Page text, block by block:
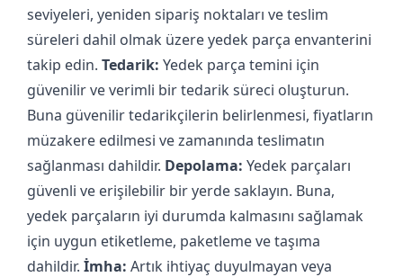
seviyeleri, yeniden sipariş noktaları ve teslim
süreleri dahil olmak üzere yedek parça envanterini
takip edin. Tedarik: Yedek parça temini için
güvenilir ve verimli bir tedarik süreci oluşturun.
Buna güvenilir tedarikçilerin belirlenmesi, fiyatların
müzakere edilmesi ve zamanında teslimatın
sağlanması dahildir. Depolama: Yedek parçaları
güvenli ve erişilebilir bir yerde saklayın. Buna,
yedek parçaların iyi durumda kalmasını sağlamak
için uygun etiketleme, paketleme ve taşıma
dahildir. İmha: Artık ihtiyaç duyulmayan veya